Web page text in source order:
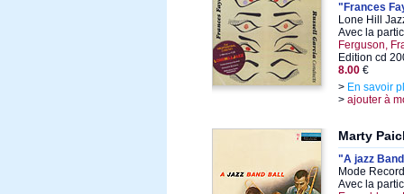
"Frances
Lone Hill
Avec la
Ferguson,
Edition cd
8.00 €
> En savoir
> ajouter à
Marty
"A jazz
Mode
Avec la